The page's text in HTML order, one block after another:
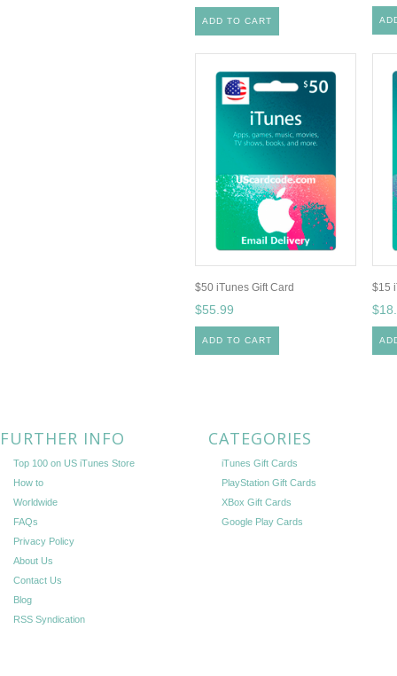
ADD TO CART
$50 iTunes Gift Card
$55.99
ADD TO CART
$15
FURTHER INFO
Top 100 on US iTunes Store
How to
Worldwide
FAQs
Privacy Policy
About Us
Contact Us
Blog
RSS Syndication
CATEGORIES
iTunes Gift Cards
PlayStation Gift Cards
XBox Gift Cards
Google Play Cards